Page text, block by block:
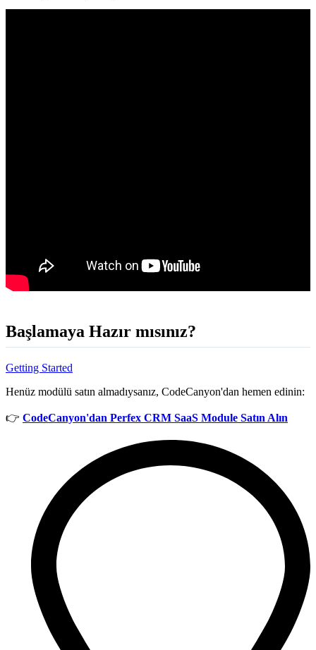
Başlamaya Hazır mısınız?
Getting Started
Henüz modülü satın almadıysanız, CodeCanyon'dan hemen edinin:
👉 CodeCanyon'dan Perfex CRM SaaS Module Satın Alın